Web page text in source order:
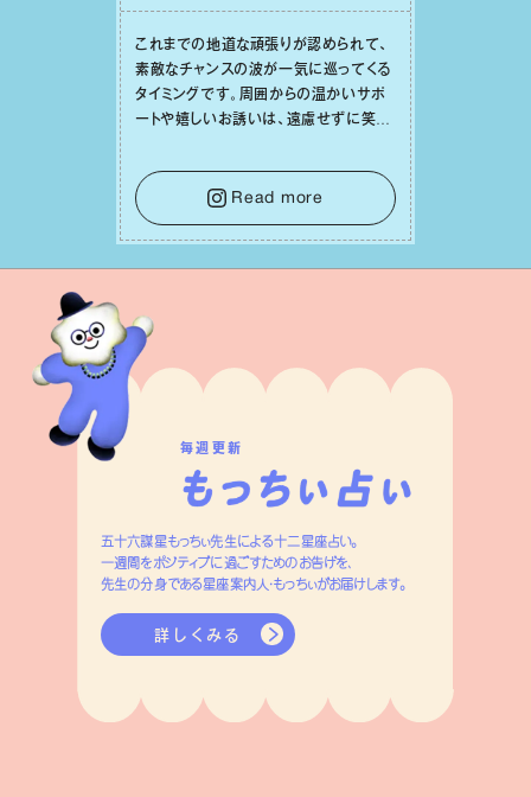
これまでの地道な頑張りが認められて、
素敵なチャンスの波が⼀気に巡ってくる
タイミングです。周囲からの温かいサポ
ートや嬉しいお誘いは、遠慮せずに笑顔
せになっていくイメージを持って⼀歩を
踏み出して。⼀⼈⼀⼈の良いところが混
ざり合い、ハッピーな未来が形作られて
いきます。
Read more
毎週更新
五十六謀星もっちぃ先生による十二星座占い。
一週間をポジティブに過ごすためのお告げを、
先生の分身である星座案内人・もっちぃがお届けします。
詳しくみる